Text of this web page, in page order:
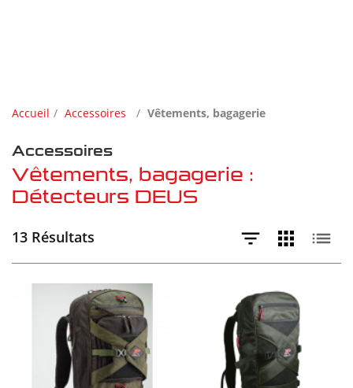
Accueil Accessoires Vêtements, bagagerie
Accessoires
Vêtements, bagagerie :
Détecteurs DEUS
13 Résultats